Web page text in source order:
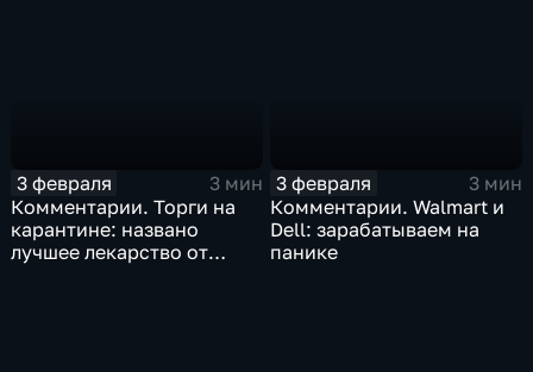
3 февраля
3 мин
Комментарии. Торги на
карантине: названо
лучшее лекарство от
3 февраля
3 мин
Комментарии. Walmart и
Dell: зарабатываем на
панике